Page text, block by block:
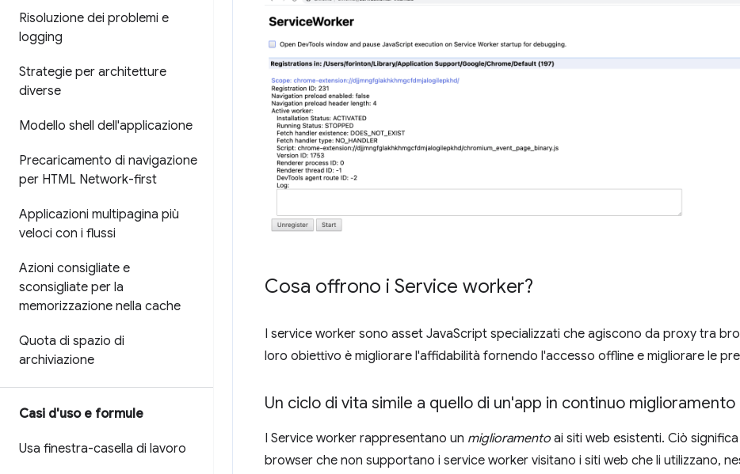
Risoluzione dei problemi e
logging
Strategie per architetture
diverse
Modello shell dell'applicazione
Precaricamento di navigazione
per HTML Network-first
Applicazioni multipagina più
veloci con i flussi
Azioni consigliate e
sconsigliate per la
memorizzazione nella cache
Quota di spazio di
archiviazione
Casi d'uso e formule
Usa finestra-casella di lavoro
Cosa offrono i Service worker?
I service worker sono asset JavaScript specializzati che agiscono da proxy tra
loro obiettivo è migliorare l'affidabilità fornendo l'accesso offline e migliorare le
Un ciclo di vita simile a quello di un'app in continuo miglioramento
I Service worker rappresentano un miglioramento ai siti web esistenti. Ciò
browser che non supportano i service worker visitano i siti web che li utilizzano,